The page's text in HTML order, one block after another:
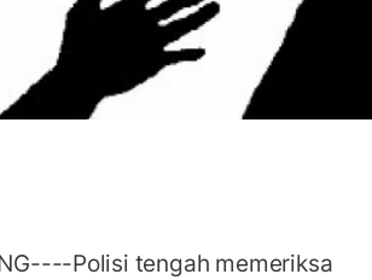
Polisi tengah memeriksa